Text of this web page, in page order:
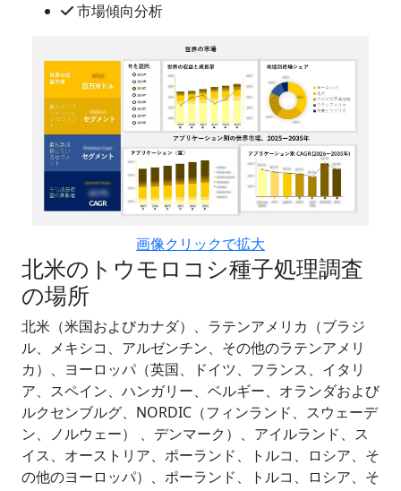
市場傾向分析
画像クリックで拡大
北米のトウモロコシ種子処理調査
の場所
北米（米国およびカナダ）、ラテンアメリカ（ブラジ
ル、メキシコ、アルゼンチン、その他のラテンアメリ
カ）、ヨーロッパ（英国、ドイツ、フランス、イタリ
ア、スペイン、ハンガリー、ベルギー、オランダおよび
ルクセンブルグ、NORDIC（フィンランド、スウェーデ
ン、ノルウェー） 、デンマーク）、アイルランド、ス
イス、オーストリア、ポーランド、トルコ、ロシア、そ
の他のヨーロッパ）、ポーランド、トルコ、ロシア、そ